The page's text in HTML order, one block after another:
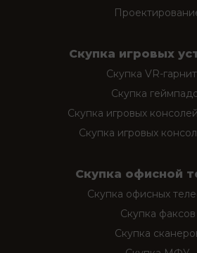
Скупка игровых
Скупка VR-
Скупка
Скупка игровых
Скупка игровых
Скупка офисной
Скупка офисных
Скупка факсов
Скупка